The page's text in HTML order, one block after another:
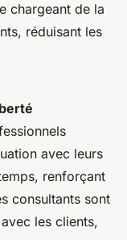
chargeant de la
réduisant les
avec leurs
renforçant
consultants sont
les clients,